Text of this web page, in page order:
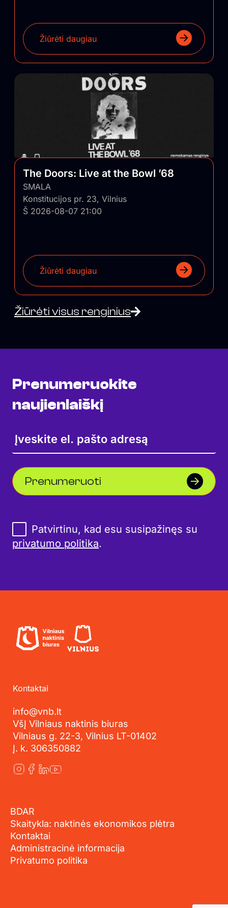
Žiūrėti daugiau
The Doors: Live at the Bowl ’68
SMALA
Konstitucijos pr. 23, Vilnius
Š 2026-08-07 21:00
Žiūrėti daugiau
Žiūrėti visus renginius
Prenumeruokite
naujienlaiškį
Prenumeruoti
Patvirtinu, kad esu susipažinęs su
privatumo politika.
Kontaktai
info@vnb.lt
VšĮ Vilniaus naktinis biuras
Vilniaus g. 22-3, Vilnius LT-01402
Į. k. 306350882
BDAR
Skaitykla: naktinės ekonomikos plėtra
Kontaktai
Administracinė informacija
Privatumo politika